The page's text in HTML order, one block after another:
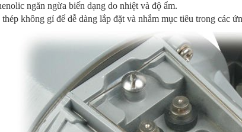
ngăn ngừa biến dạng do nhiệt và độ ẩm.
không gỉ để dễ dàng lắp đặt và nhắm mục tiêu trong các